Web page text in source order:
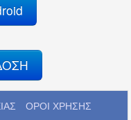
ΟΡΟΙ ΧΡΗΣΗΣ